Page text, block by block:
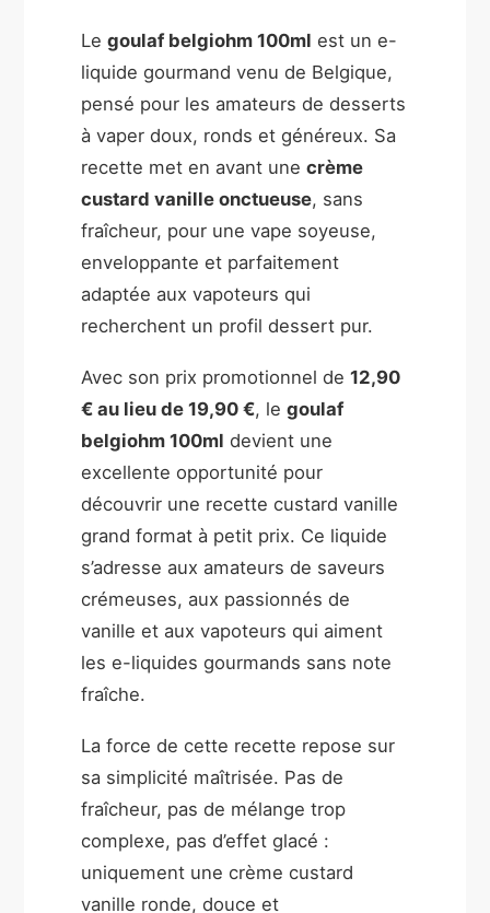
Legoulaf belgiohm 100ml est un e-
liquide gourmand venu de Belgique,
pensé pour les amateurs de desserts
à vaper doux, ronds et généreux. Sa
recette met en avant unecrème
custard vanille onctueuse, sans
fraîcheur, pour une vape soyeuse,
enveloppante et parfaitement
adaptée aux vapoteurs qui
recherchent un profil dessert pur.
Avec son prix promotionnel de12,90
€ au lieu de 19,90 €, legoulaf
belgiohm 100ml devient une
excellente opportunité pour
découvrir une recette custard vanille
grand format à petit prix. Ce liquide
s’adresse aux amateurs de saveurs
crémeuses, aux passionnés de
vanille et aux vapoteurs qui aiment
les e-liquides gourmands sans note
fraîche.
La force de cette recette repose sur
sa simplicité maîtrisée. Pas de
fraîcheur, pas de mélange trop
complexe, pas d’effet glacé :
uniquement une crème custard
vanille ronde, douce et